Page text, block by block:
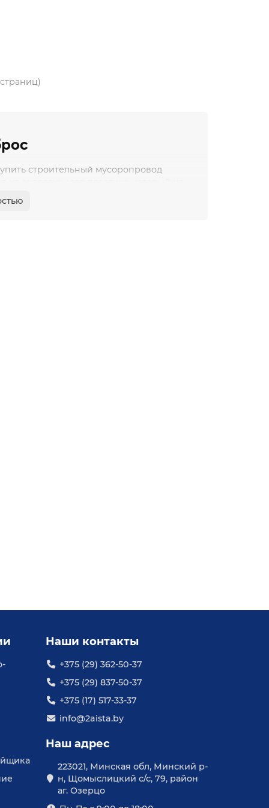
строительный мусоропровод
качества.
Наши контакты
+375 (29) 362-50-37
+375 (29) 837-50-37
+375 (17) 517-33-37
info@2aista.by
Наш адрес
223021, Минская обл, Минский р-
н, Щомыслицкий с/с, 79, район
аг. Озерцо